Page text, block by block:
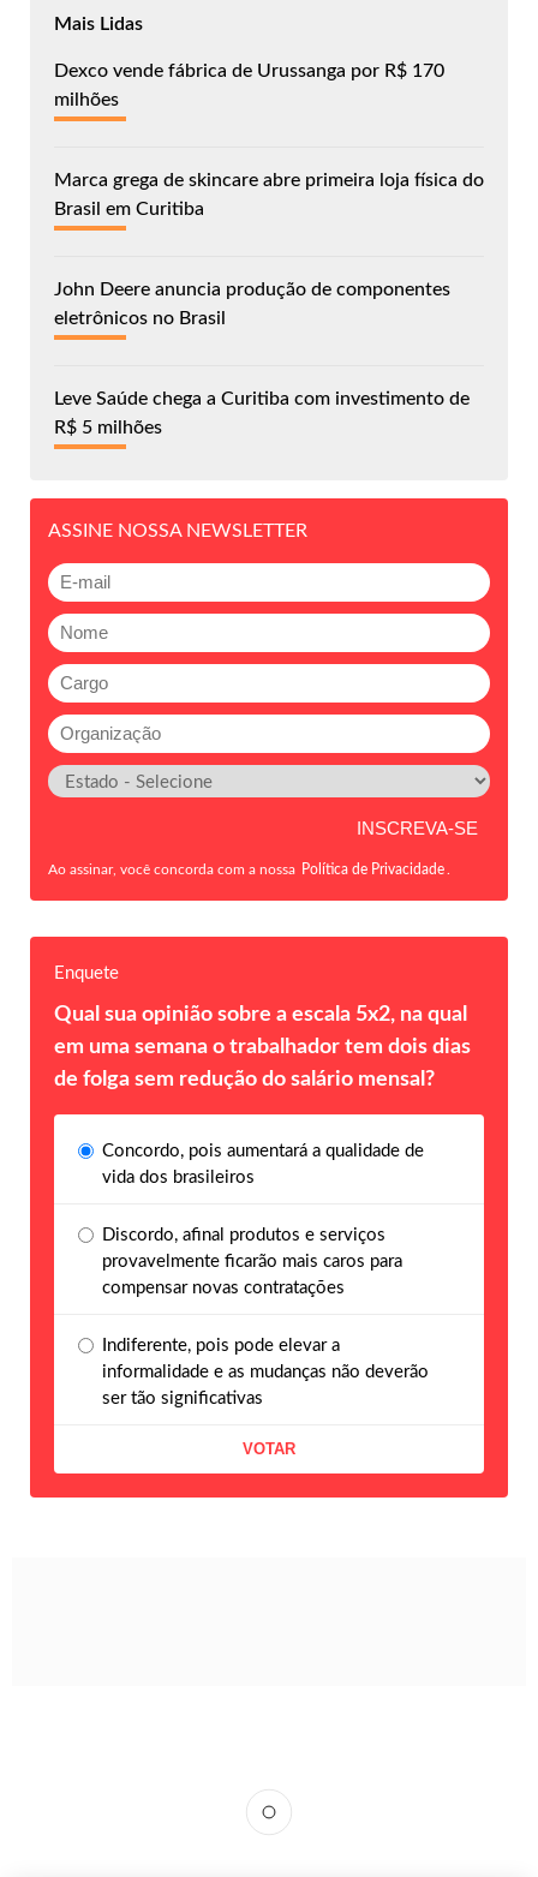
Mais Lidas
Dexco vende fábrica de Urussanga por R$ 170
milhões
Marca grega de skincare abre primeira loja física do
Brasil em Curitiba
John Deere anuncia produção de componentes
eletrônicos no Brasil
Leve Saúde chega a Curitiba com investimento de
R$ 5 milhões
ASSINE NOSSA NEWSLETTER
Ao assinar, você concorda com a nossa Política de Privacidade
Enquete
Qual sua opinião sobre a escala 5x2, na qual
em uma semana o trabalhador tem dois dias
de folga sem redução do salário mensal?
Concordo, pois aumentará a qualidade de
vida dos brasileiros
Discordo, afinal produtos e serviços
provavelmente ficarão mais caros para
compensar novas contratações
Indiferente, pois pode elevar a
informalidade e as mudanças não deverão
ser tão significativas